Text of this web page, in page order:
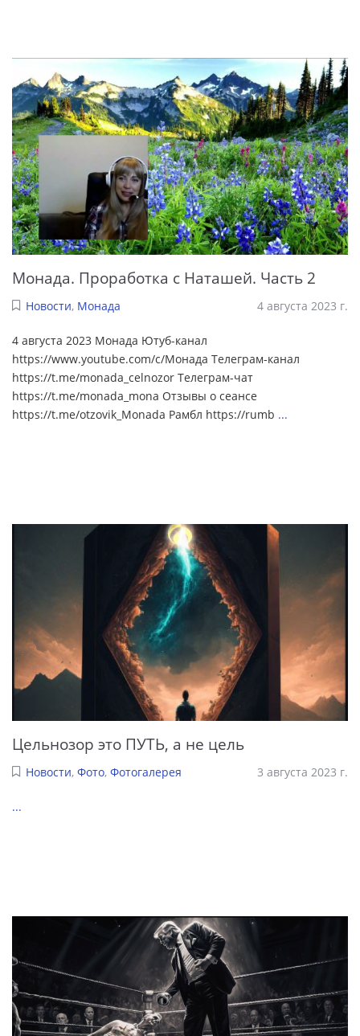
Монада. Проработка с Наташей. Часть 2
Новости, Монада 4 августа 2023 г.
4 августа 2023 Монада Ютуб-канал
https://www.youtube.com/c/Монада Телеграм-канал
https://t.me/monada_celnozor Телеграм-чат
https://t.me/monada_mona Отзывы о сеансе
https://t.me/otzovik_Monada Рамбл https://rumb ...
Цельнозор это ПУТЬ, а не цель
Новости, Фото, Фотогалерея 3 августа 2023 г.
...